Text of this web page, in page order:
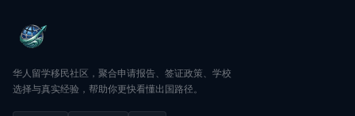
华人留学移民社区，聚合申请报告、签证政策、学校
选择与真实经验，帮助你更快看懂出国路径。